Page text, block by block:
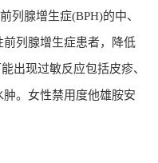
列腺增生症(BPH)的中、
列腺增生症患者，降低
出现过敏反应包括皮疹、
。女性禁用度他雄胺安